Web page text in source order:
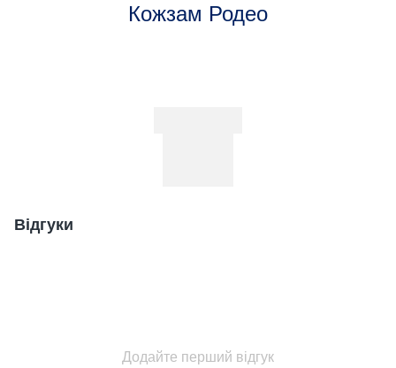
Кожзам Родео
Відгуки
Додайте перший відгук